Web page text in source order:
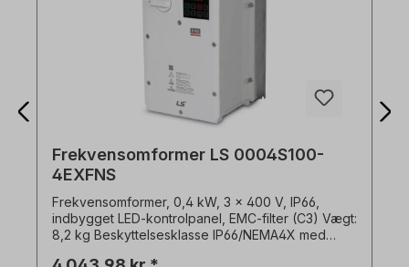
Frekvensomformer LS 0004S100-
4EXFNS
Frekvensomformer, 0,4 kW, 3 x 400 V, IP66,
indbygget LED-kontrolpanel, EMC-filter (C3) Vægt:
8,2 kg Beskyttelsesklasse IP66/NEMA4X med